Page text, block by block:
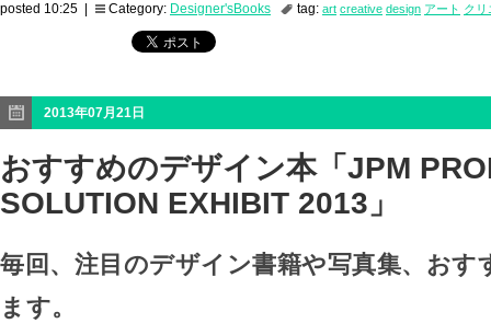
posted 10:25 | Category: Designer'sBooks tag: art creative design アート クリ
2013年07月21日
おすすめのデザイン本「JPM
SOLUTION EXHIBIT 2013」
毎回、注目のデザイン書籍や写真集、おす
ます。